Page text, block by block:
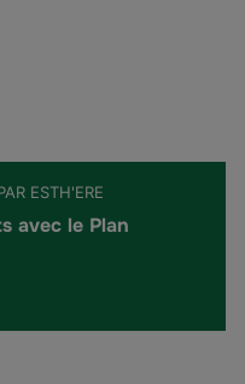
ESTH'ERE
avec le Plan